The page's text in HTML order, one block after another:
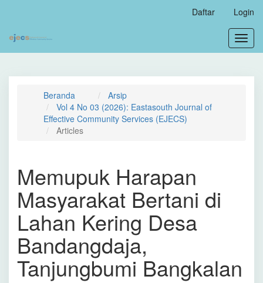
Utama
Bilah
Daftar Login
Beranda
Arsip
Vol 4 No 03 (2026): Eastasouth Journal of
Effective Community Services (EJECS)
Articles
Memupuk Harapan
Masyarakat Bertani di
Lahan Kering Desa
Bandangdaja,
Tanjungbumi Bangkalan